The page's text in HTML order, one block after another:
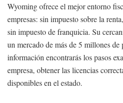
Wyoming ofrece el mejor entorno
empresas: sin impuesto sobre la
sin impuesto de franquicia. Su
un mercado de más de 5 millones de
información encontrarás los pasos
empresa, obtener las licencias
disponibles en el estado.